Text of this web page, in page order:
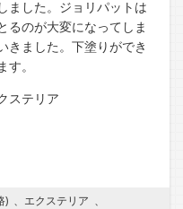
ました。ジョリパットは
るのが大変になってしま
きました。下塗りができ
。
テリア
) 、 エクステリア 、